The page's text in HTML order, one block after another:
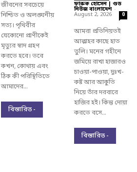
জীবনের সবচেয়ে
নিশ্চিত ও অলঙ্ঘনীয়
সত্য। পৃথিবীর
যেকোনো প্রাণীকেই
মৃত্যুর স্বাদ গ্রহণ
করতে হবে। তবে
কখন, কোথায় এবং
ঠিক কী পরিস্থিতিতে
আমাদের...
বিস্তারিত -
ফারুক হোসেন | গুড
নিউজ বাংলাদেশ -
August 2, 2026 0
আমরা প্রতিনিয়তই
আল্লাহর কাছে হাত
তুলি। মনের গহীনে
জমিয়ে রাখা হাজারও
চাওয়া-পাওয়া, দুঃখ-
কষ্ট আর আকুতি
নিয়ে তাঁর দরবারে
হাজির হই। কিন্তু দোয়া
করতে বসে...
বিস্তারিত -